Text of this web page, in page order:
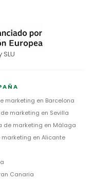
marketing en Barcelona
marketing en Sevilla
de marketing en Málaga
en Alicante
Canaria